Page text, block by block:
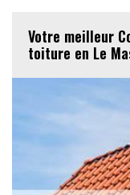
Votre meilleur
toiture en Le